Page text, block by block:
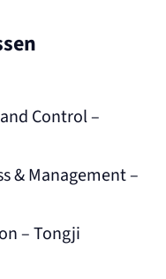
Control –
& Management –
– Tongji